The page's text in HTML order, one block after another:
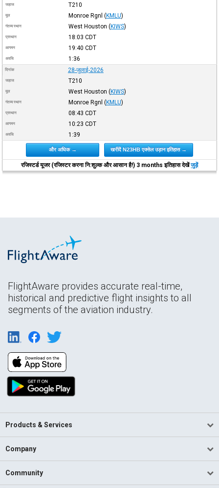
जहाज T210
मूल Monroe Rgnl (KMLU)
गंतव्य स्थान West Houston (KIWS)
प्रस्थान 18:03 CDT
आगमन 19:40 CDT
अवधि 1:36
दिनांक 28-जुलाई-2026
जहाज T210
मूल West Houston (KIWS)
गंतव्य स्थान Monroe Rgnl (KMLU)
प्रस्थान 08:43 CDT
आगमन 10:23 CDT
अवधि 1:39
और अधिक → खरीदें N23HB एक्सेल उड़ान इतिहास →
रजिस्टर्ड यूजर (रजिस्टर करना नि:शुल्क और आसान है!) 3 months इतिहास देखेंजुड़ें
FlightAware provides accurate real-time,
historical and predictive flight insights to all
segments of the aviation industry.
Products & Services
Company
Community